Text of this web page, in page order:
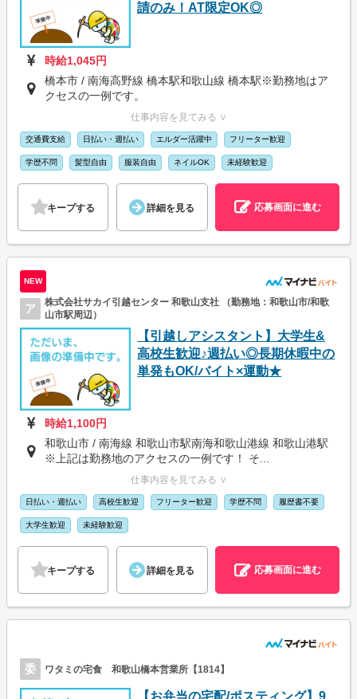
請のみ！AT限定OK◎
時給1,045円
橋本市 / 南海高野線 橋本駅和歌山線 橋本駅※勤務地はア
クセスの一例です。
仕事内容を見てみる ∨
交通費支給 日払い・週払い エルダー活躍中 フリーター歓迎
学歴不問 髪型自由 服装自由 ネイルOK 未経験歓迎
キープする 詳細を見る 応募画面に進む
NEW
ア
株式会社サカイ引越センター 和歌山支社 （勤務地：和歌山市/和歌
山市駅周辺）
【引越しアシスタント】大学生&
高校生歓迎♪週払い◎長期休暇中の
単発もOK/バイト×運動★
時給1,100円
和歌山市 / 南海線 和歌山市駅南海和歌山港線 和歌山港駅
※上記は勤務地のアクセスの一例です！ そ...
仕事内容を見てみる ∨
日払い・週払い 高校生歓迎 フリーター歓迎 学歴不問 履歴書不要
大学生歓迎 未経験歓迎
キープする 詳細を見る 応募画面に進む
委 ワタミの宅食 和歌山橋本営業所【1814】
【お弁当の宅配/ポスティング】9